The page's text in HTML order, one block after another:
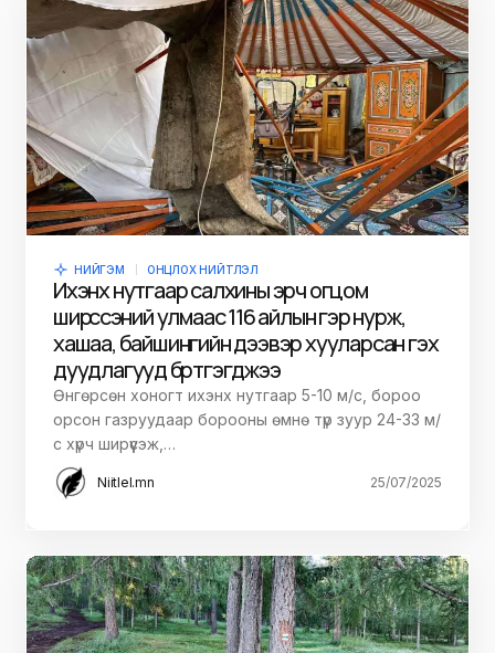
НИЙГЭМ ОНЦЛОХ НИЙТЛЭЛ
Ихэнх нутгаар салхины эрч огцом
ширүүссэний улмаас 116 айлын гэр нурж,
хашаа, байшингийн дээвэр хууларсан гэх
дуудлагууд бүртгэгджээ
Өнгөрсөн хоногт ихэнх нутгаар 5-10 м/с, бороо
орсон газруудаар борооны өмнө түр зуур 24-33 м/
с хүрч ширүүсэж,…
Niitlel.mn 25/07/2025